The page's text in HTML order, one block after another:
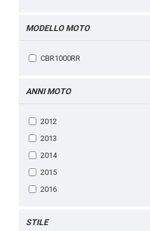
STILE
MODELLO MOTO
CBR1000RR
ANNI MOTO
2012
2013
2014
2015
2016